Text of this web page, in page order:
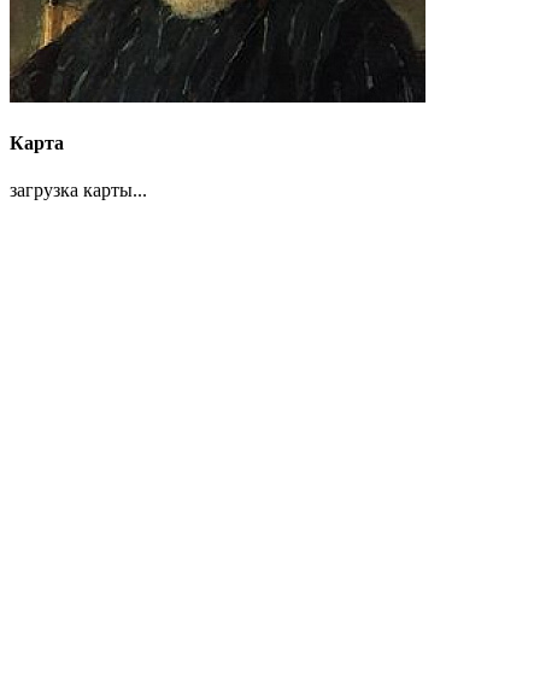
Карта
загрузка карты...